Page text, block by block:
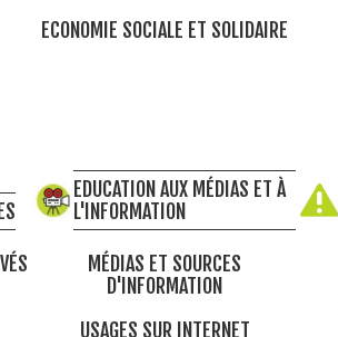
ECONOMIE SOCIALE ET SOLIDAIRE
EDUCATION AUX MÉDIAS ET À
L'INFORMATION
MÉDIAS ET SOURCES
D'INFORMATION
USAGES SUR INTERNET